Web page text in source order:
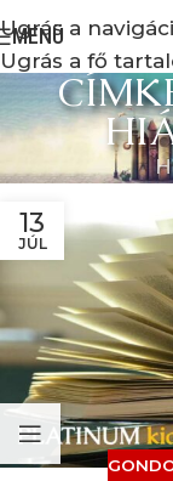
Ugrás a
Ugrás a fő
MENÜ
13
JÚL